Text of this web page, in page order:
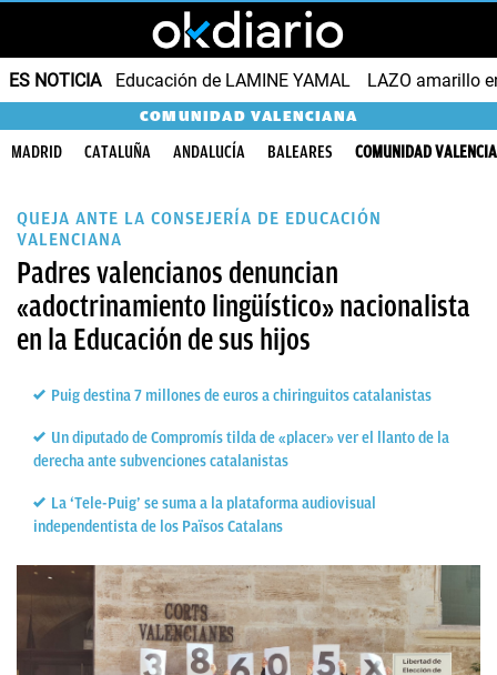
ES NOTICIA Educación de LAMINE YAMAL LAZO amarillo
COMUNIDAD VALENCIANA
MADRID CATALUÑA ANDALUCÍA BALEARES COMUNIDAD
QUEJA ANTE LA CONSEJERÍA DE EDUCACIÓN
VALENCIANA
Padres valencianos denuncian
«adoctrinamiento lingüístico» nacionalista
en la Educación de sus hijos
Puig destina 7 millones de euros a chiringuitos catalanistas
Un diputado de Compromís tilda de «placer» ver el llanto de la
derecha ante subvenciones catalanistas
La ‘Tele-Puig’ se suma a la plataforma audiovisual
independentista de los Països Catalans